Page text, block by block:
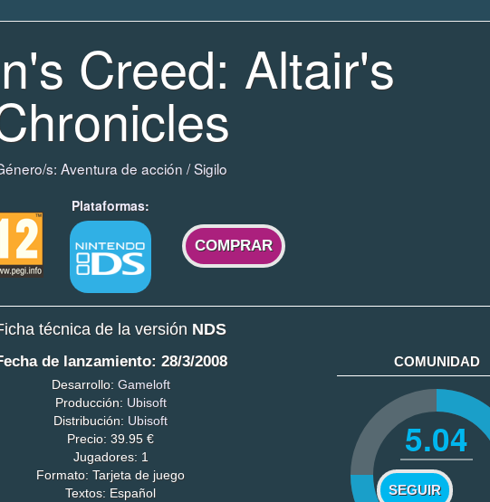
Creed: Altair's
s: Aventura de acción /Sigilo
Plataformas:
COMPRAR
técnica de la versión NDS
de lanzamiento: 28/3/2008
Desarrollo: Gameloft
Producción: Ubisoft
Distribución: Ubisoft
Precio: 39.95 €
Jugadores: 1
Formato: Tarjeta de juego
Textos: Español
COMUNIDAD
5.04
SEGUIR